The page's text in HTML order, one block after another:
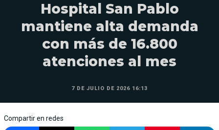
Hospital San Pablo
mantiene alta demanda
con más de 16.800
atenciones al mes
7 DE JULIO DE 2026 16:13
Compartir en redes